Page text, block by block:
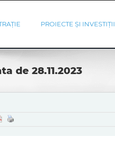
PROIECTE ȘI INVESTIȚII
de 28.11.2023